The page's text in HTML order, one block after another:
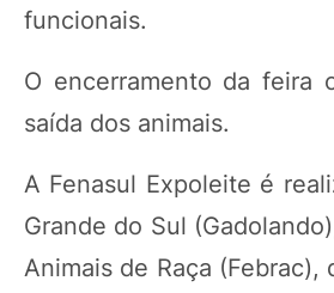
funcionais.
O encerramento da feira
saída dos animais.
A Fenasul Expoleite é
Grande do Sul
Animais de Raça